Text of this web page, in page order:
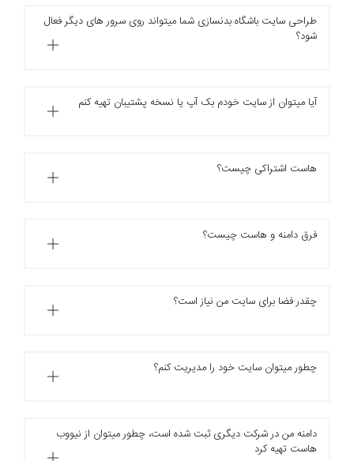
طراحی سایت باشگاه بدنسازی شما میتواند روی سرور های دیگر فعال
شود؟
آیا میتوان از سایت خودم بک آپ یا نسخه پشتیبان تهیه کنم
هاست اشتراکی چیست؟
فرق دامنه و هاست چیست؟
چقدر فضا برای سایت من نیاز است؟
چطور میتوان سایت خود را مدیریت کنم؟
دامنه من در شرکت دیگری ثبت شده است، چطور میتوان از نیووب
هاست تهیه کرد